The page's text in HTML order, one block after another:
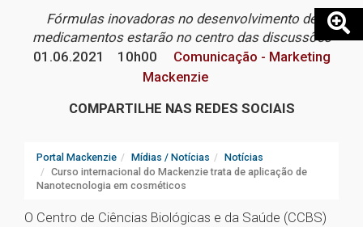
Fórmulas inovadoras no desenvolvimento de
medicamentos estarão no centro das discussões
01.06.2021
10h00
Comunicação - Marketing
Mackenzie
COMPARTILHE NAS REDES SOCIAIS
Portal Mackenzie Mídias / Notícias
Notícias
Curso internacional do Mackenzie trata de aplicação de
Nanotecnologia em cosméticos
O Centro de Ciências Biológicas e da Saúde (CCBS)